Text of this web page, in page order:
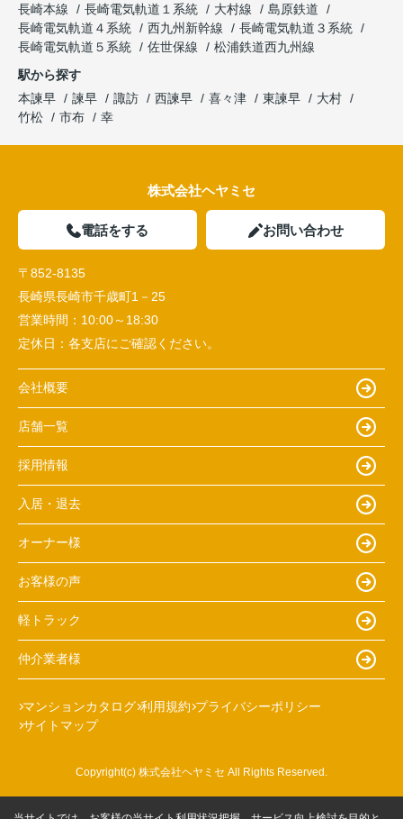
長崎本線
長崎電気軌道１系統 大村線
島原鉄道
長崎電気軌道４系統
西九州新幹線
長崎電気軌道３系統
長崎電気軌道５系統
佐世保線
松浦鉄道西九州線
駅から探す
本諫早
諫早 諏訪 西諫早 喜々津 東諫早
大村
竹松
市布 幸
株式会社ヘヤミセ
電話をする お問い合わせ
〒852-8135
長崎県長崎市千歳町1－25
営業時間： 10:00～18:30
定休日： 各支店にご確認ください。
会社概要
店舗一覧
採用情報
入居・退去
オーナー様
お客様の声
軽トラック
仲介業者様
マンションカタログ 利用規約 プライバシーポリシー
サイトマップ
Copyright(c) 株式会社ヘヤミセ All Rights Reserved.